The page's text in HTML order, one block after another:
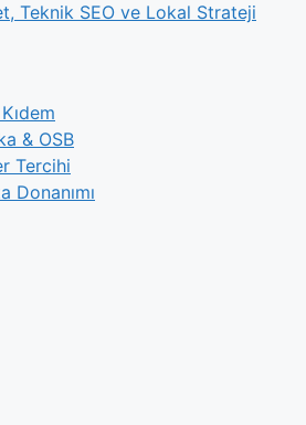
Teknik SEO ve Lokal Strateji
& OSB
Tercihi